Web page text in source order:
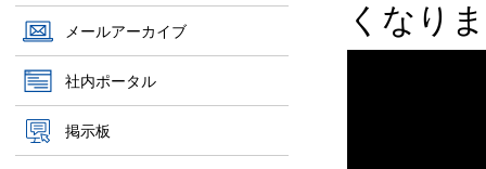
メールアーカイブ
社内ポータル
掲示板
くなり